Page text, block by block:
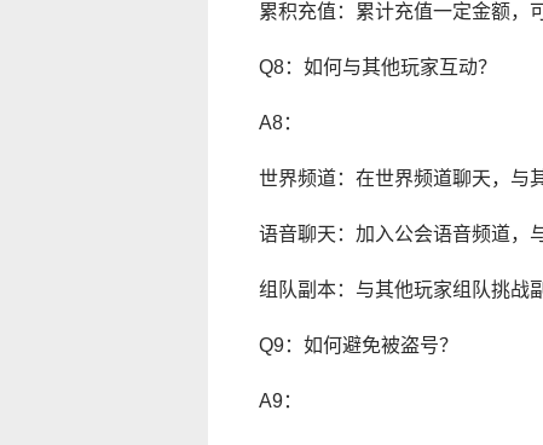
累积充值：累计充值一定金额，
Q8：如何与其他玩家互动？
A8：
世界频道：在世界频道聊天，与
语音聊天：加入公会语音频道，
组队副本：与其他玩家组队挑战
Q9：如何避免被盗号？
A9：